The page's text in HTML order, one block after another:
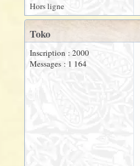
Hors ligne
Toko
Inscription : 2000
Messages : 1 164